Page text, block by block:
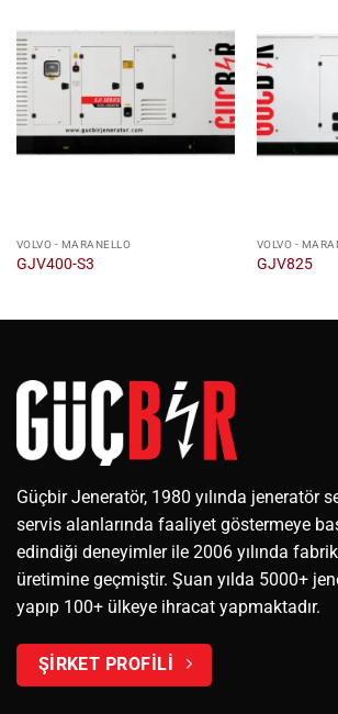
VOLVO - MARANELLO
GJV400-S3
VOLVO -
GJV825
Güçbir Jeneratör, 1980 yılında jeneratör
servis alanlarında faaliyet göstermeye
edindiği deneyimler ile 2006 yılında
üretimine geçmiştir. Şuan yılda 5000+
yapıp 100+ ülkeye ihracat yapmaktadır.
ŞİRKET PROFİLİ